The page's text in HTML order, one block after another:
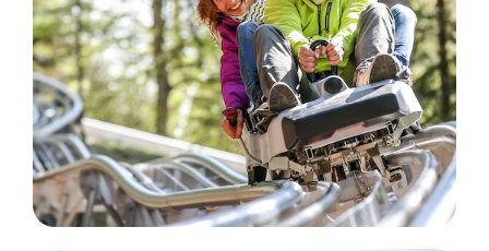
376
2